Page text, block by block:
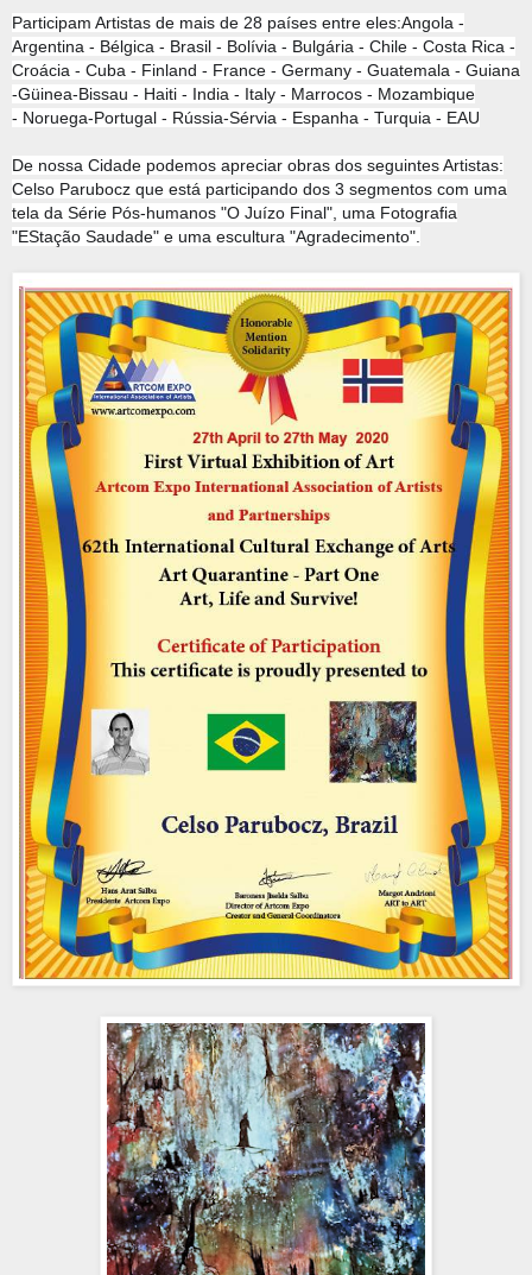
Participam Artistas de mais de 28 países entre eles:Angola -
Argentina - Bélgica - Brasil - Bolívia - Bulgária - Chile - Costa Rica -
Croácia - Cuba - Finland - France - Germany - Guatemala - Guiana
-Güinea-Bissau - Haiti - India - Italy - Marrocos - Mozambique
- Noruega-Portugal - Rússia-Sérvia - Espanha - Turquia - EAU
De nossa Cidade podemos apreciar obras dos seguintes Artistas:
Celso Parubocz que está participando dos 3 segmentos com uma
tela da Série Pós-humanos "O Juízo Final", uma Fotografia
"EStação Saudade" e uma escultura "Agradecimento".